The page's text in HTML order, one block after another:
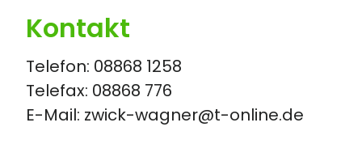
Kontakt
Telefon: 08868 1258
Telefax: 08868 776
E-Mail: zwick-wagner@t-online.de